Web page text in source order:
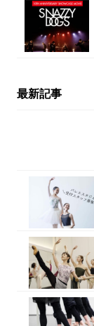
最新記事